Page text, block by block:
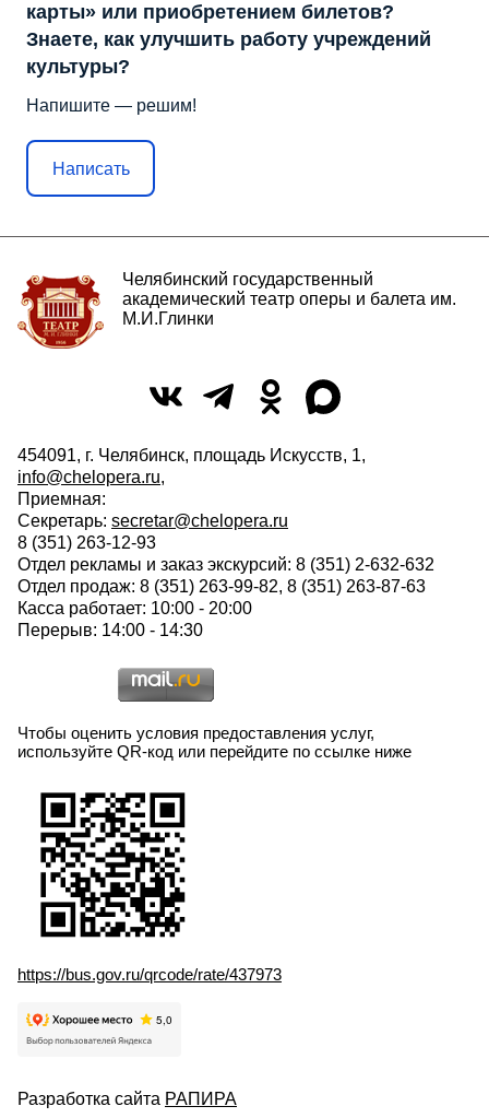
карты» или приобретением билетов?
Знаете, как улучшить работу учреждений
культуры?
Напишите — решим!
Написать
Челябинский государственный
академический театр оперы и балета им.
М.И.Глинки
454091, г. Челябинск, площадь Искусств, 1,
info@chelopera.ru,
Приемная:
Секретарь: secretar@chelopera.ru
8 (351) 263-12-93
Отдел рекламы и заказ экскурсий: 8 (351) 2-632-632
Отдел продаж: 8 (351) 263-99-82, 8 (351) 263-87-63
Касса работает: 10:00 - 20:00
Перерыв: 14:00 - 14:30
Чтобы оценить условия предоставления услуг,
используйте QR-код или перейдите по ссылке ниже
https://bus.gov.ru/qrcode/rate/437973
Разработка сайта РАПИРА